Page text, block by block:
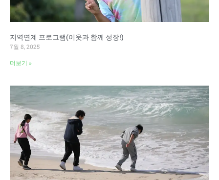
지역연계 프로그램(이웃과 함께 성장!)
7월 8, 2025
더보기 »